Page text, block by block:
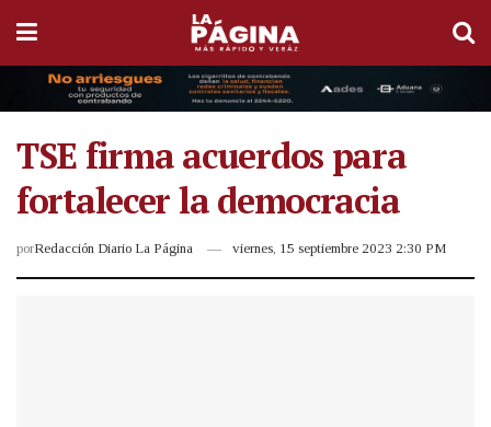
TSE firma acuerdos para
fortalecer la democracia
porRedacción Diario La Página viernes, 15 septiembre 2023 2:30 PM